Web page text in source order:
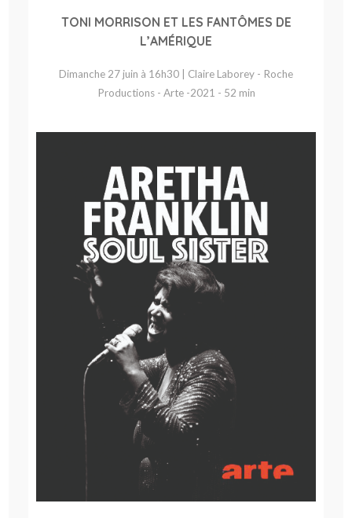
TONI MORRISON ET LES FANTÔMES DE
L’AMÉRIQUE
Dimanche 27 juin à 16h30 | Claire Laborey - Roche
Productions - Arte -2021 - 52 min